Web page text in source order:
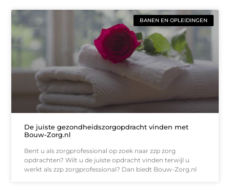
BANEN EN OPLEIDINGEN
De juiste gezondheidszorgopdracht vinden met
Bouw-Zorg.nl
Bent u als zorgprofessional op zoek naar zzp zorg
opdrachten? Wilt u de juiste opdracht vinden terwijl u
werkt als zzp zorgprofessional? Dan biedt Bouw-Zorg.nl